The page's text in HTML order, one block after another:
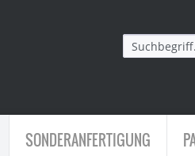
SONDERANFERTIGUNG